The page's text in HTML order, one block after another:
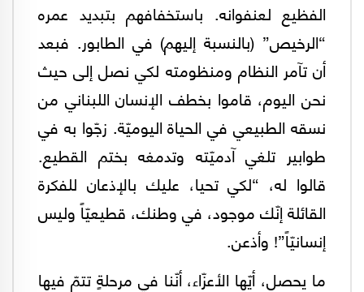
الفظيع لعنفوانه. باستخفافهم بتبديد عمره
“الرخيص” (بالنسبة إليهم) في الطابور. فبعد
أن تآمر النظام ومنظومته لكي نصل إلى حيث
نحن اليوم، قاموا بخطف الإنسان اللبناني من
نسقه الطبيعي في الحياة اليوميّة. زجّوا به في
طوابير تلغي آدميّته وتدمغه بختم القطيع.
قالوا له، “لكي تحيا، عليك بالإذعان للفكرة
القائلة إنّك موجود، في وطنك، قطيعيّاً وليس
إنسانيّاً”! وأذعن.
ما يحصل، أيّها الأعزّاء، أنّنا في مرحلةٍ تتمّ فيها